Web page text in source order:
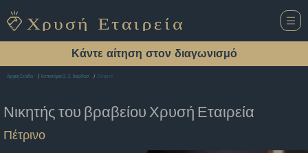
Κάντε αίτηση στον διαγωνισμό
Αρχική Σελίδα Εστιατόριο Σ. Σ. Βαρδασ Πέτρινο
Νικητής του βραβείου Χρυσή Εταιρεία
Πέτρινο